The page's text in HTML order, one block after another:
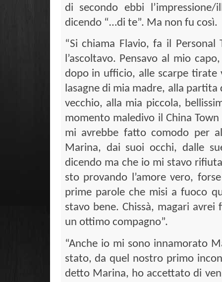
di secondo ebbi
dicendo “…di te”. Ma non fu così.
“Si chiama Flavio, fa il
l’ascoltavo. Pensavo al mio
dopo in ufficio, alle scarpe
lasagne di mia madre, alla
vecchio, alla mia piccola,
momento maledivo il China
mi avrebbe fatto comodo per
Marina, dai suoi occhi, dalle
dicendo ma che io mi stavo
sto provando l’amore vero,
prime parole che misi a fuoco
stavo bene. Chissà, magari
un ottimo compagno”.
“Anche io mi sono innamorato
stato, da quel nostro primo
detto Marina, ho accettato di